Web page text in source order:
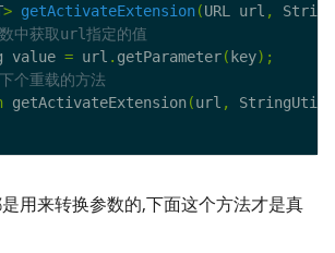
> getActivateExtension(URL url ,
value
= url . getParameter( key);
getActivateExtension(url ,
StringUtils
用来转换参数的,下面这个方法才是真